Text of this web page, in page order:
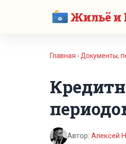
Жильё и
Главная › Документы,
Автор: Алексей